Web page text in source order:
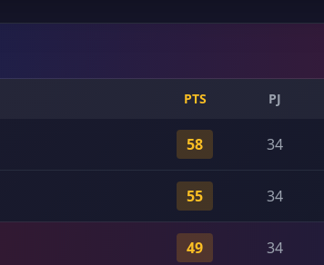
PTS PJ
58 34
55 34
49 34